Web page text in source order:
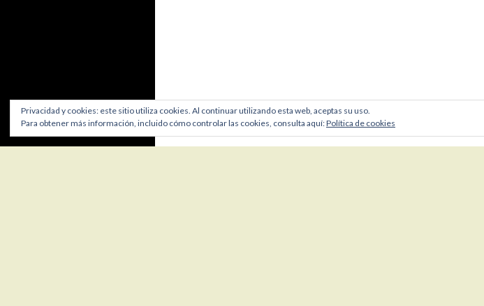
Privacidad y cookies: este sitio utiliza cookies. Al continuar utilizando esta web, aceptas su uso.
Para obtener más información, incluido cómo controlar las cookies, consulta aquí:Política de cookies